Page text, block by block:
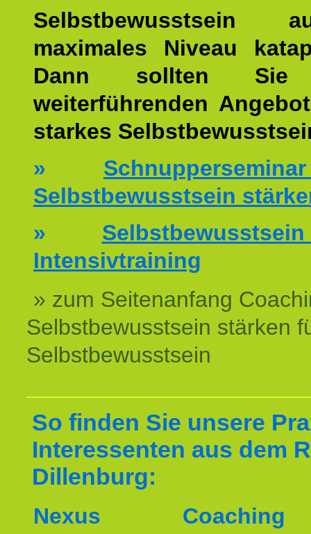
Selbstbewusstsein
maximales Niveau
Dann sollten Sie
weiterführenden
starkes
»
Selbstbewusstsein
»
Intensivtraining
» zum Seitenanfang
Selbstbewusstsein stärken
Selbstbewusstsein
So finden Sie unsere
Interessenten aus dem
Dillenburg:
Nexus